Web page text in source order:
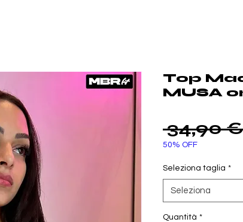
Top
MUSA
34,90
50% OFF
Seleziona taglia *
Seleziona
Quantità *